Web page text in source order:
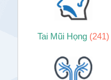
Tai Mũi Họng (241)